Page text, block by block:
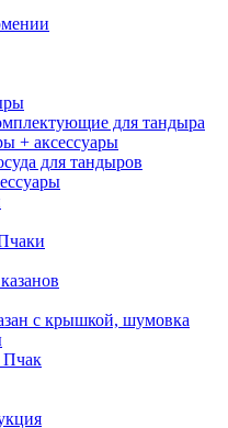
для тандыра
+ аксессуары
для тандыров
с крышкой, шумовка
Пчак